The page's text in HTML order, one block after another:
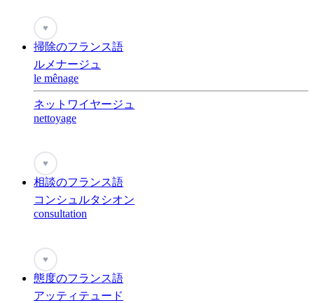
♥
掃除のフランス語
ルメナージュ
le mênage
ネットワイヤージュ
nettoyage
♥
相談のフランス語
コンシュルタシオン
consultation
♥
態度のフランス語
アッティテュード